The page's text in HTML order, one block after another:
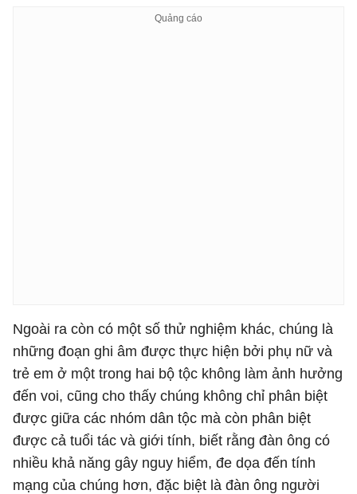
Ngoài ra còn có một số thử nghiệm khác, chúng là
những đoạn ghi âm được thực hiện bởi phụ nữ và
trẻ em ở một trong hai bộ tộc không làm ảnh hưởng
đến voi, cũng cho thấy chúng không chỉ phân biệt
được giữa các nhóm dân tộc mà còn phân biệt
được cả tuổi tác và giới tính, biết rằng đàn ông có
nhiều khả năng gây nguy hiểm, đe dọa đến tính
mạng của chúng hơn, đặc biệt là đàn ông người